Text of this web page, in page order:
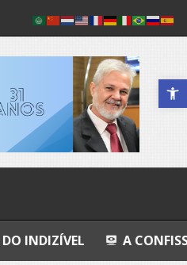
Abrir a
A CONFISSÃO DA